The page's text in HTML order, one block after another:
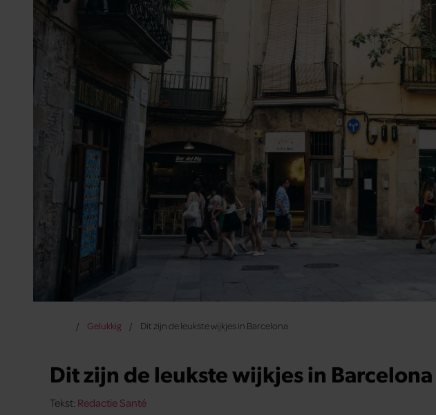
Gelukkig Dit zijn de leukste wijkjes in Barcelona
Dit zijn de leukste wijkjes in Barcelona
Tekst: Redactie Santé